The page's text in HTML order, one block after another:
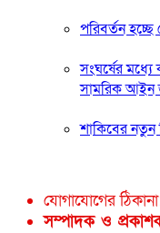
পরিবর্তন
সংঘর্ষের মধ্যে
সামরিক আইন
শাকিবের নতুন
যোগাযোগের
সম্পাদক ও